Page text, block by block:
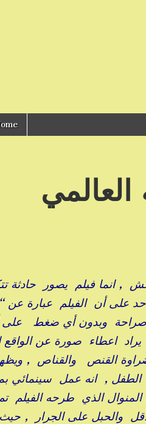
, انما فيلم يصور حادثة
على أن الفيلم عبارة عن
وبدون أي ضغط على
اعطاء صورة عن
القنص والقناص ,
, انه عمل سينمائي
الذي طرحه الفيلم
على الأقل والحبل على الجرار ,